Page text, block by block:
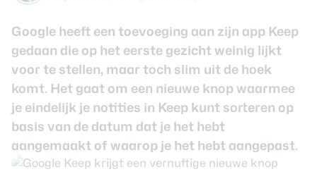
Google heeft een toevoeging aan zijn app Keep
gedaan die op het eerste gezicht weinig lijkt
voor te stellen, maar toch slim uit de hoek
komt. Het gaat om een nieuwe knop waarmee
je eindelijk je notities in Keep kunt sorteren op
basis van de datum dat je het hebt
aangemaakt of waarop je het hebt aangepast.